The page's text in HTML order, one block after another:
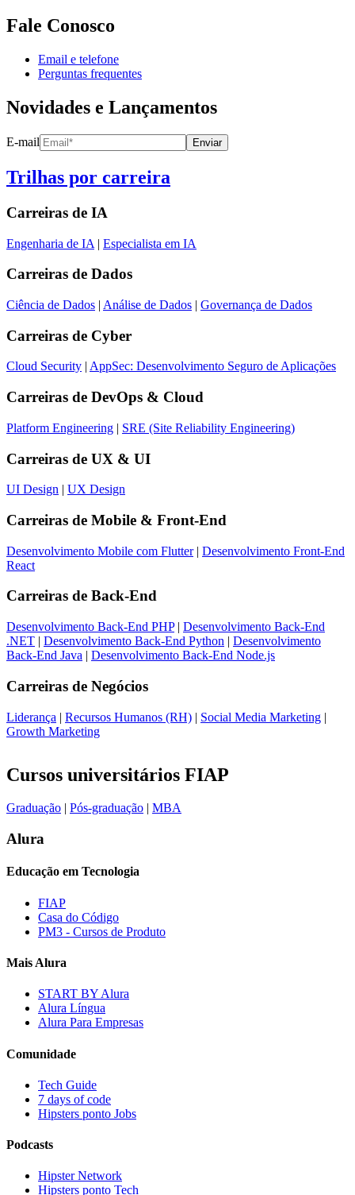
Fale Conosco
Email e telefone
Perguntas frequentes
Novidades e Lançamentos
E-mail Enviar
Trilhas por carreira
Carreiras de IA
Engenharia de IA | Especialista em IA
Carreiras de Dados
Ciência de Dados | Análise de Dados | Governança de Dados
Carreiras de Cyber
Cloud Security | AppSec: Desenvolvimento Seguro de Aplicações
Carreiras de DevOps & Cloud
Platform Engineering | SRE (Site Reliability Engineering)
Carreiras de UX & UI
UI Design | UX Design
Carreiras de Mobile & Front-End
Desenvolvimento Mobile com Flutter| Desenvolvimento Front-End
React
Carreiras de Back-End
Desenvolvimento Back-End PHP| Desenvolvimento Back-End
.NET | Desenvolvimento Back-End Python | Desenvolvimento
Back-End Java | Desenvolvimento Back-End Node.js
Carreiras de Negócios
Liderança | Recursos Humanos (RH) | Social Media Marketing |
Growth Marketing
Cursos universitários FIAP
Graduação Pós-graduação MBA
Alura
Educação em Tecnologia
FIAP
Casa do Código
PM3 - Cursos de Produto
Mais Alura
START BY Alura
Alura Língua
Alura Para Empresas
Comunidade
Tech Guide
7 days of code
Hipsters ponto Jobs
Podcasts
Hipster Network
Hipsters ponto Tech